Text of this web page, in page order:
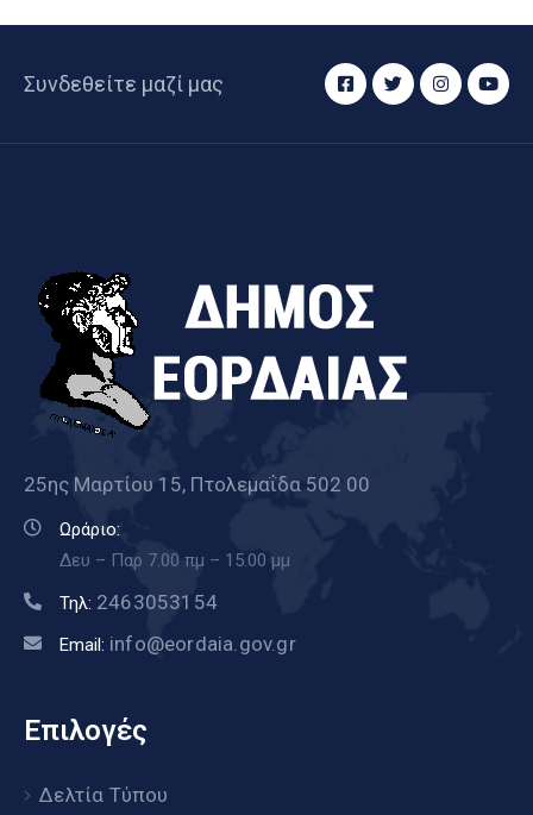
Συνδεθείτε μαζί μας
25ης Μαρτίου 15, Πτολεμαΐδα 502 00
Ωράριο:
Δευ – Παρ 7.00 πμ – 15.00 μμ
Τηλ: 2463053154
Email: info@eordaia.gov.gr
Επιλογές
Δελτία Τύπου